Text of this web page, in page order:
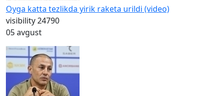
Oyga katta tezlikda yirik raketa urildi (video)
visibility24790
05 avgust